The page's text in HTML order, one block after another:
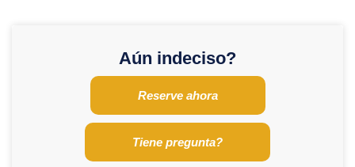
Aún indeciso?
Reserve ahora
Tiene pregunta?